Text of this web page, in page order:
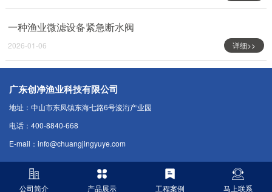
一种渔业微滤设备紧急断水阀
2026-01-06 详细>>
广东创净渔业科技有限公司
地址：中山市东凤镇东海七路6号浚洐产业园
电话：400-8840-668
E-mail：info@chuangjingyuye.com
公司简介 产品展示 工程案例 马上联系